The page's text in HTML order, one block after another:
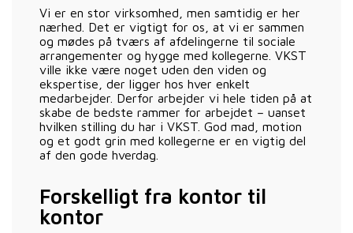
Vi er en stor virksomhed, men samtidig er her
nærhed. Det er vigtigt for os, at vi er sammen
og mødes på tværs af afdelingerne til sociale
arrangementer og hygge med kollegerne. VKST
ville ikke være noget uden den viden og
ekspertise, der ligger hos hver enkelt
medarbejder. Derfor arbejder vi hele tiden på at
skabe de bedste rammer for arbejdet – uanset
hvilken stilling du har i VKST. God mad, motion
og et godt grin med kollegerne er en vigtig del
af den gode hverdag.
Forskelligt fra kontor til
kontor